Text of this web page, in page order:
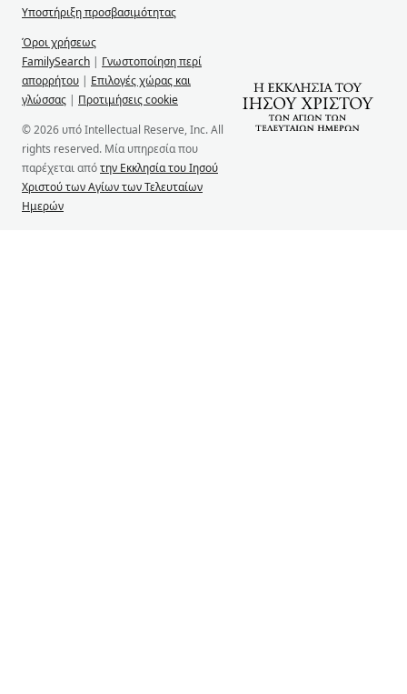
Υποστήριξη προσβασιμότητας
Όροι χρήσεως
FamilySearch | Γνωστοποίηση περί
απορρήτου | Επιλογές χώρας και
γλώσσας | Προτιμήσεις cookie
© 2026 υπό Intellectual Reserve, Inc. All
rights reserved. Μία υπηρεσία που
παρέχεται απότην Εκκλησία του Ιησού
Χριστού των Αγίων των Τελευταίων
Ημερών